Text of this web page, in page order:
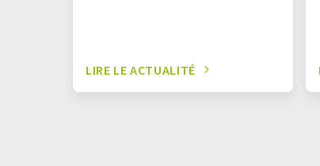
LIRE LE ACTUALITÉ